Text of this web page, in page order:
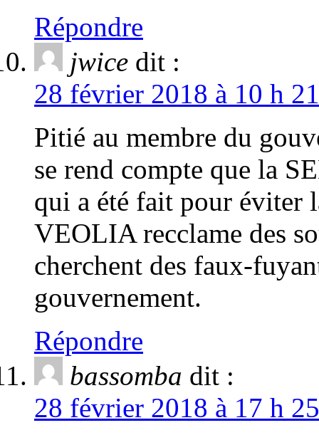
Répondre
jwice dit :
28 février 2018 à 10 h
Pitié au membre du
se rend compte que la
qui a été fait pour éviter
VEOLIA recclame des
cherchent des faux-
gouvernement.
Répondre
bassomba dit :
28 février 2018 à 17 h